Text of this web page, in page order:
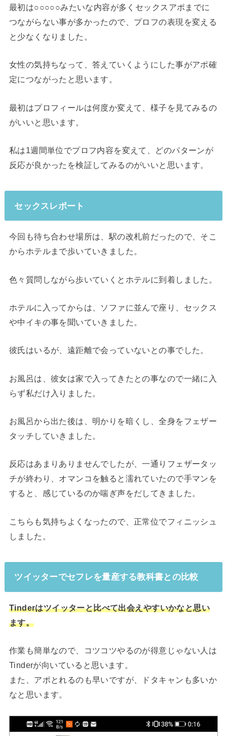
最初は○○○○○みたいな内容が多くセックスアポまでに
つながらない事が多かったので、プロフの表現を変える
と少なくなりました。
女性の気持ちなって、答えていくようにした事がアポ確
定につながったと思います。
最初はプロフィールは何度か変えて、様子を見てみるの
がいいと思います。
私は1週間単位でプロフ内容を変えて、どのパターンが
反応が良かったを検証してみるのがいいと思います。
セックスレポート
今回も待ち合わせ場所は、駅の改札前だったので、そこ
からホテルまで歩いていきました。
色々質問しながら歩いていくとホテルに到着しました。
ホテルに入ってからは、ソファに並んで座り、セックス
や中イキの事を聞いていきました。
彼氏はいるが、遠距離で会っていないとの事でした。
お風呂は、彼女は家で入ってきたとの事なので一緒に入
らず私だけ入りました。
お風呂から出た後は、明かりを暗くし、全身をフェザー
タッチしていきました。
反応はあまりありませんでしたが、一通りフェザータッ
チが終わり、オマンコを触ると濡れていたので手マンを
すると、感じているのか喘ぎ声をだしてきました。
こちらも気持ちよくなったので、正常位でフィニッシュ
しました。
ツイッターでセフレを量産する教科書との比較
Tinderはツイッターと比べて出会えやすいかなと思い
ます。
作業も簡単なので、コツコツやるのが得意じゃない人は
Tinderが向いていると思います。
また、アポとれるのも早いですが、ドタキャンも多いか
なと思います。